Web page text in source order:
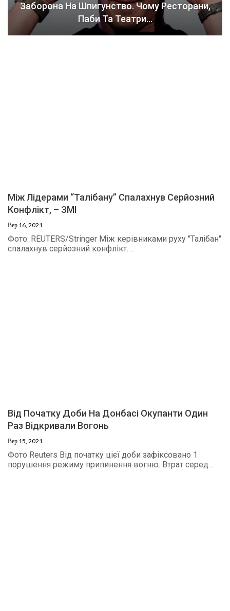
Заборона На Шпигунство. Чому Ресторани,
Паби Та Театри…
Між Лідерами “Талібану” Спалахнув Серйозний
Конфлікт, – ЗМІ
Вер 16, 2021
Фото: REUTERS/Stringer Між керівниками руху "Талібан"
спалахнув серйозний конфлікт.…
Від Початку Доби На Донбасі Окупанти Один
Раз Відкривали Вогонь
Вер 15, 2021
Фото Reuters Від початку цієї доби зафіксовано 1
порушення режиму припинення вогню. Втрат серед…